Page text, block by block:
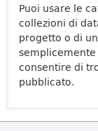
Puoi usare le
collezioni di
progetto o di
consentire di
pubblicato.